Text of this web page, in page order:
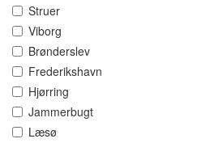
Struer
Viborg
Brønderslev
Frederikshavn
Hjørring
Jammerbugt
Læsø